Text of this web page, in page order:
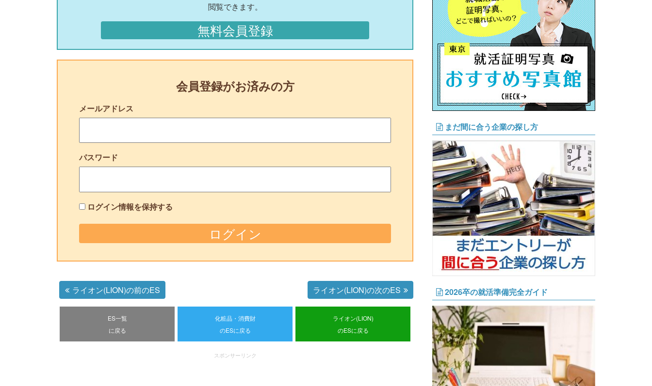
閲覧できます。
無料会員登録
会員登録がお済みの方
メールアドレス
パスワード
ログイン情報を保持する
ライオン(LION)の前のES ライオン(LION)の次のES
ES一覧
に戻る
化粧品・消費財
のESに戻る
ライオン(LION)
のESに戻る
スポンサーリンク
まだ間に合う企業の探し方
2026卒の就活準備完全ガイド